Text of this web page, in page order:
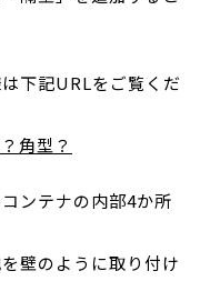
下記URLをご覧くだ
角型？
ンテナの内部4か所
壁のように取り付け